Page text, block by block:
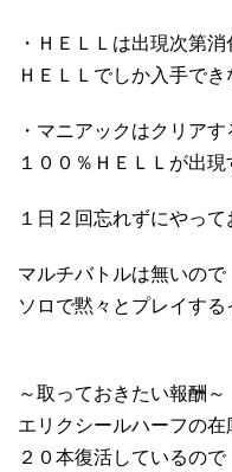
・ＨＥＬＬは出現次第消
ＨＥＬＬでしか入手でき
・マニアックはクリアす
１００％ＨＥＬＬが出
１日２回忘れずにやって
マルチバトルは無いので
ソロで黙々とプレイする
～取っておきたい報酬～
エリクシールハーフの在
２０本復活しているので